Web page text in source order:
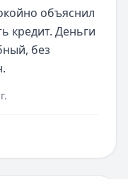
объяснил
кредит. Деньги
без